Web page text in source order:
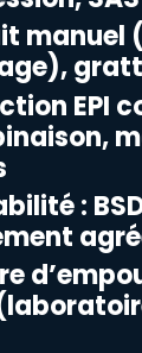
manuel
EPI
: